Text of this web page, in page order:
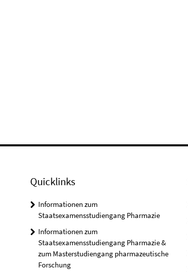
Quicklinks
Informationen zum
Staatsexamensstudiengang Pharmazie
Informationen zum
Staatsexamensstudiengang Pharmazie &
zum Masterstudiengang pharmazeutische
Forschung